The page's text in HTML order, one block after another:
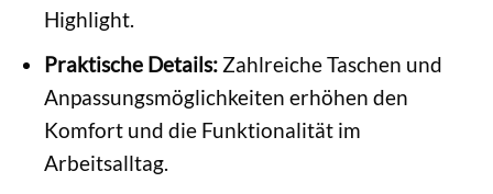
Highlight.
Praktische Details:Zahlreiche Taschen und
Anpassungsmöglichkeiten erhöhen den
Komfort und die Funktionalität im
Arbeitsalltag.